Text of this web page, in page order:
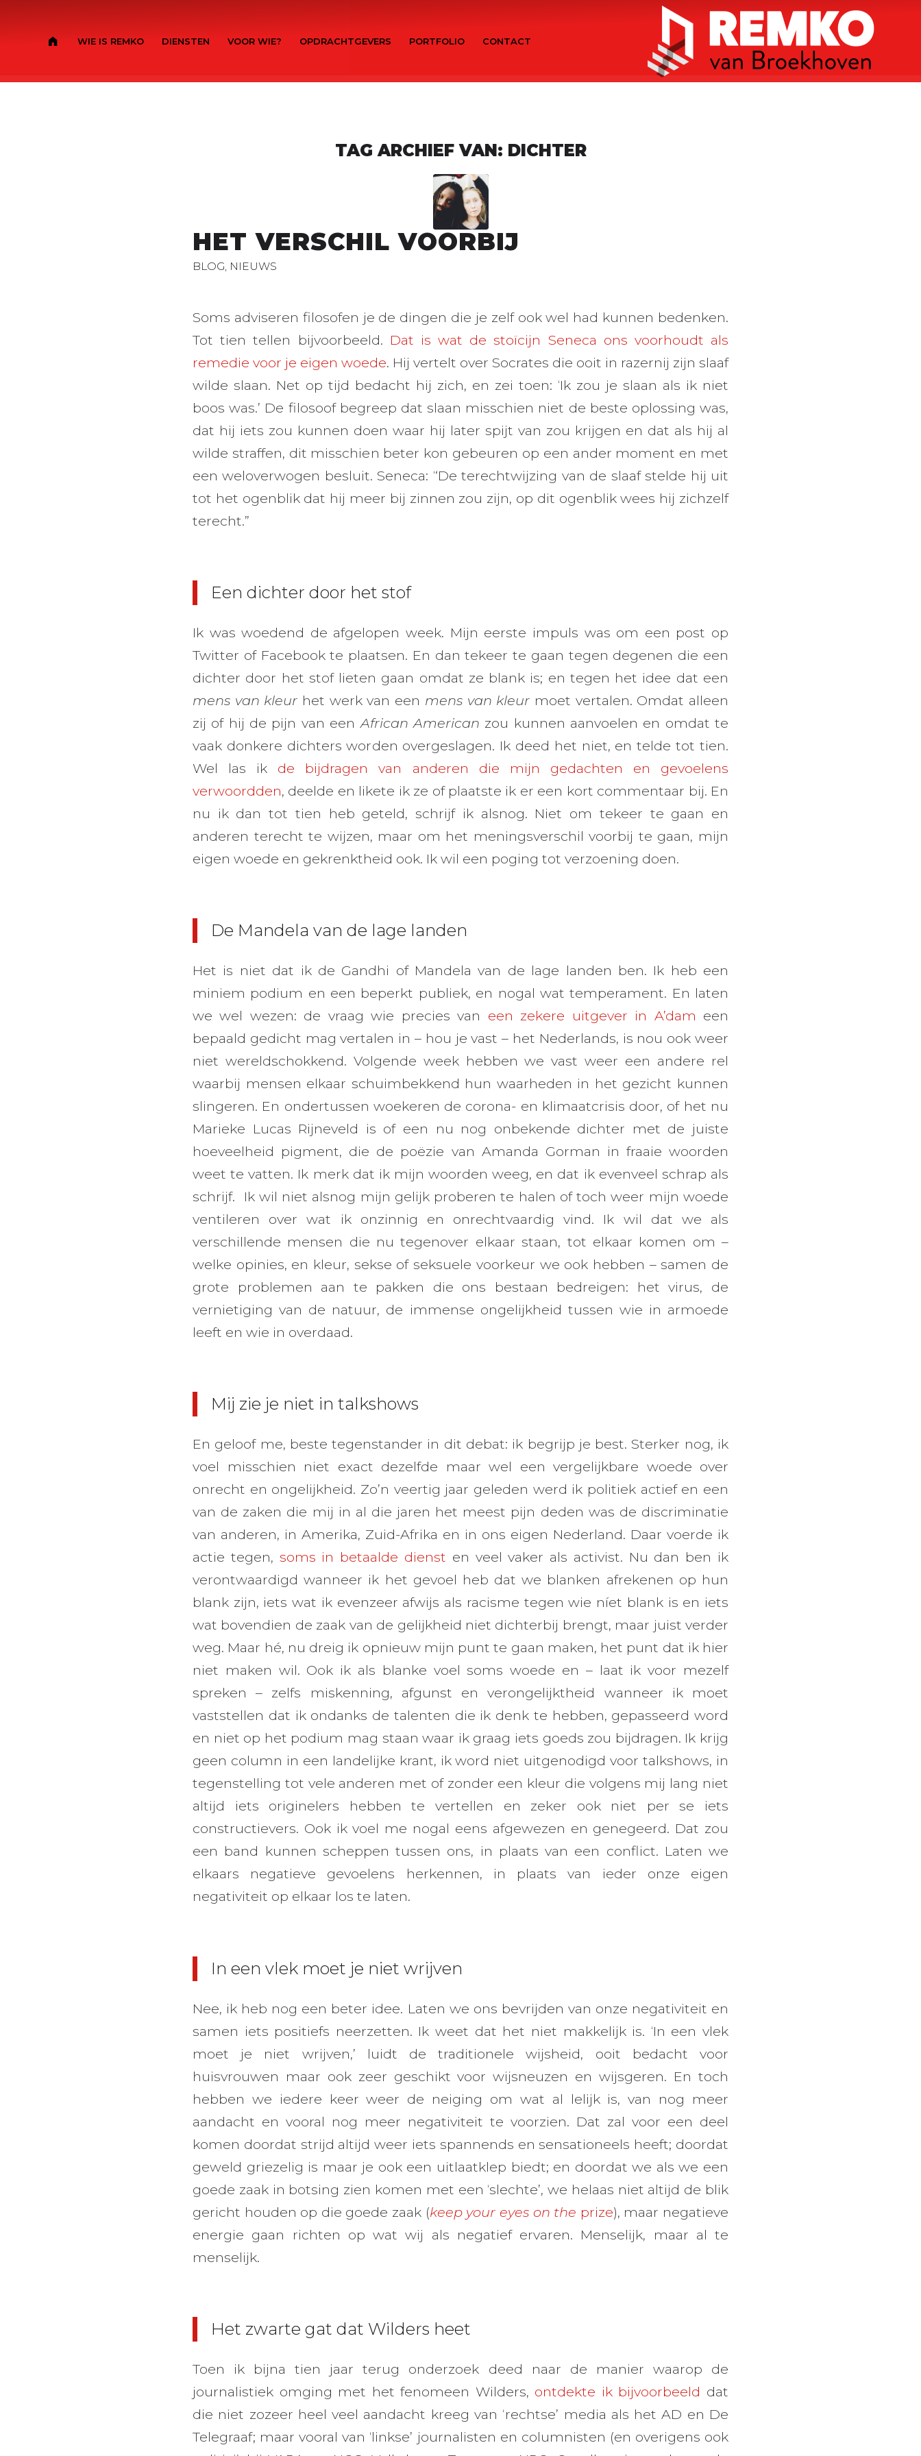
WIE IS REMKO DIENSTEN VOOR WIE? OPDRACHTGEVERS PORTFOLIO CONTACT
TAG ARCHIEF VAN: DICHTER
HET VERSCHIL VOORBIJ
BLOG, NIEUWS
Soms adviseren filosofen je de dingen die je zelf ook wel had kunnen bedenken.
Tot tien tellen bijvoorbeeld. Dat is wat de stoïcijn Seneca ons voorhoudt als
remedie voor je eigen woede. Hij vertelt over Socrates die ooit in razernij zijn slaaf
wilde slaan. Net op tijd bedacht hij zich, en zei toen: ‘Ik zou je slaan als ik niet
boos was.’ De filosoof begreep dat slaan misschien niet de beste oplossing was,
dat hij iets zou kunnen doen waar hij later spijt van zou krijgen en dat als hij al
wilde straffen, dit misschien beter kon gebeuren op een ander moment en met
een weloverwogen besluit. Seneca: “De terechtwijzing van de slaaf stelde hij uit
tot het ogenblik dat hij meer bij zinnen zou zijn, op dit ogenblik wees hij zichzelf
terecht.”
Een dichter door het stof
Ik was woedend de afgelopen week. Mijn eerste impuls was om een post op
Twitter of Facebook te plaatsen. En dan tekeer te gaan tegen degenen die een
dichter door het stof lieten gaan omdat ze blank is; en tegen het idee dat een
mens van kleur het werk van een mens van kleur moet vertalen. Omdat alleen
zij of hij de pijn van eenAfrican American zou kunnen aanvoelen en omdat te
vaak donkere dichters worden overgeslagen. Ik deed het niet, en telde tot tien.
Wel las ik de bijdragen van anderen die mijn gedachten en gevoelens
verwoordden, deelde en likete ik ze of plaatste ik er een kort commentaar bij. En
nu ik dan tot tien heb geteld, schrijf ik alsnog. Niet om tekeer te gaan en
anderen terecht te wijzen, maar om het meningsverschil voorbij te gaan, mijn
eigen woede en gekrenktheid ook. Ik wil een poging tot verzoening doen.
De Mandela van de lage landen
Het is niet dat ik de Gandhi of Mandela van de lage landen ben. Ik heb een
miniem podium en een beperkt publiek, en nogal wat temperament. En laten
we wel wezen: de vraag wie precies van een zekere uitgever in A’dam een
bepaald gedicht mag vertalen in – hou je vast – het Nederlands, is nou ook weer
niet wereldschokkend. Volgende week hebben we vast weer een andere rel
waarbij mensen elkaar schuimbekkend hun waarheden in het gezicht kunnen
slingeren. En ondertussen woekeren de corona- en klimaatcrisis door, of het nu
Marieke Lucas Rijneveld is of een nu nog onbekende dichter met de juiste
hoeveelheid pigment, die de poëzie van Amanda Gorman in fraaie woorden
weet te vatten. Ik merk dat ik mijn woorden weeg, en dat ik evenveel schrap als
schrijf. Ik wil niet alsnog mijn gelijk proberen te halen of toch weer mijn woede
ventileren over wat ik onzinnig en onrechtvaardig vind. Ik wil dat we als
verschillende mensen die nu tegenover elkaar staan, tot elkaar komen om –
welke opinies, en kleur, sekse of seksuele voorkeur we ook hebben – samen de
grote problemen aan te pakken die ons bestaan bedreigen: het virus, de
vernietiging van de natuur, de immense ongelijkheid tussen wie in armoede
leeft en wie in overdaad.
Mij zie je niet in talkshows
En geloof me, beste tegenstander in dit debat: ik begrijp je best. Sterker nog, ik
voel misschien niet exact dezelfde maar wel een vergelijkbare woede over
onrecht en ongelijkheid. Zo’n veertig jaar geleden werd ik politiek actief en een
van de zaken die mij in al die jaren het meest pijn deden was de discriminatie
van anderen, in Amerika, Zuid-Afrika en in ons eigen Nederland. Daar voerde ik
actie tegen, soms in betaalde dienst en veel vaker als activist. Nu dan ben ik
verontwaardigd wanneer ik het gevoel heb dat we blanken afrekenen op hun
blank zijn, iets wat ik evenzeer afwijs als racisme tegen wie níet blank is en iets
wat bovendien de zaak van de gelijkheid niet dichterbij brengt, maar juist verder
weg. Maar hé, nu dreig ik opnieuw mijn punt te gaan maken, het punt dat ik hier
niet maken wil. Ook ik als blanke voel soms woede en – laat ik voor mezelf
spreken – zelfs miskenning, afgunst en verongelijktheid wanneer ik moet
vaststellen dat ik ondanks de talenten die ik denk te hebben, gepasseerd word
en niet op het podium mag staan waar ik graag iets goeds zou bijdragen. Ik krijg
geen column in een landelijke krant, ik word niet uitgenodigd voor talkshows, in
tegenstelling tot vele anderen met of zonder een kleur die volgens mij lang niet
altijd iets originelers hebben te vertellen en zeker ook niet per se iets
constructievers. Ook ik voel me nogal eens afgewezen en genegeerd. Dat zou
een band kunnen scheppen tussen ons, in plaats van een conflict. Laten we
elkaars negatieve gevoelens herkennen, in plaats van ieder onze eigen
negativiteit op elkaar los te laten.
In een vlek moet je niet wrijven
Nee, ik heb nog een beter idee. Laten we ons bevrijden van onze negativiteit en
samen iets positiefs neerzetten. Ik weet dat het niet makkelijk is. ‘In een vlek
moet je niet wrijven,’ luidt de traditionele wijsheid, ooit bedacht voor
huisvrouwen maar ook zeer geschikt voor wijsneuzen en wijsgeren. En toch
hebben we iedere keer weer de neiging om wat al lelijk is, van nog meer
aandacht en vooral nog meer negativiteit te voorzien. Dat zal voor een deel
komen doordat strijd altijd weer iets spannends en sensationeels heeft; doordat
geweld griezelig is maar je ook een uitlaatklep biedt; en doordat we als we een
goede zaak in botsing zien komen met een ‘slechte’, we helaas niet altijd de blik
gericht houden op die goede zaak (keep your eyes on the prize), maar negatieve
energie gaan richten op wat wij als negatief ervaren. Menselijk, maar al te
menselijk.
Het zwarte gat dat Wilders heet
Toen ik bijna tien jaar terug onderzoek deed naar de manier waarop de
journalistiek omging met het fenomeen Wilders, ontdekte ik bijvoorbeeld dat
die niet zozeer heel veel aandacht kreeg van ‘rechtse’ media als het AD en De
Telegraaf; maar vooral van ‘linkse’ journalisten en columnisten (en overigens ook